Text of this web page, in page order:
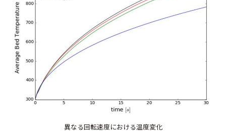
異なる回転速度における温度変化